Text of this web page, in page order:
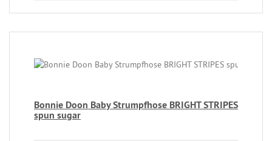
Bonnie Doon Baby Strumpfhose BRIGHT STRIPES
spun sugar